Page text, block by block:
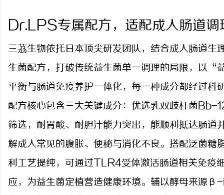
Dr.LPS专属配方，适配成人肠道调
三茘生物依托日本顶尖研发团队，结合成人肠道生
生菌配方，打破传统益生菌单一调理的局限，以
平衡与肠道免疫养护一体化，每一种成分都经过科
配方核心包含三大关键成分：优选乳双歧杆菌Bb-
筛选，耐胃酸、耐胆汁能力突出，能顺利抵达肠
解成人常见的腹胀、便秘与消化不良。搭配泛菌
利工艺提纯，可通过TLR4受体激活肠道相关免疫
应，为益生菌定植营造健康环境。辅以酵母来源